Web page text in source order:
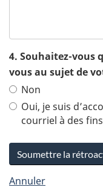
4. Souhaitez-vous
vous au sujet de
Non
Oui, je suis
courriel à des
Soumettre la
Annuler